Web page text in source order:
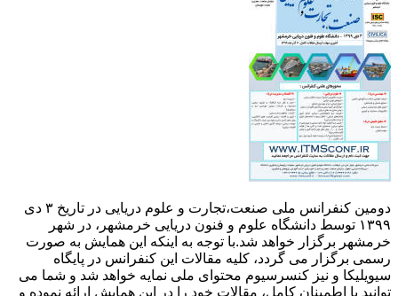
دومین کنفرانس ملی صنعت،تجارت و علوم دریایی در تاریخ ۳ دی
۱۳۹۹ توسط دانشگاه علوم و فنون دریایی خرمشهر، در شهر
خرمشهر برگزار خواهد شد.با توجه به اینکه این همایش به صورت
رسمی برگزار می گردد، کلیه مقالات این کنفرانس در پایگاه
سیویلیکا و نیز کنسرسیوم محتوای ملی نمایه خواهد شد و شما می
توانید با اطمینان کامل، مقالات خود را در این همایش ارائه نموده و